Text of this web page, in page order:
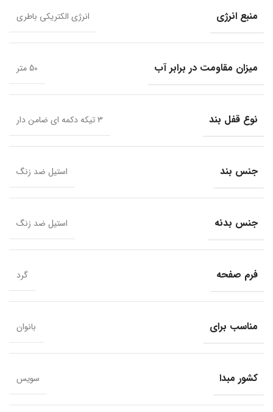
منبع انرژی انرژی الکتریکی باطری
میزان مقاومت در برابر آب 50 متر
نوع قفل بند ۳ تیکه دکمه ای ضامن دار
جنس بند استیل ضد زنگ
جنس بدنه استیل ضد زنگ
فرم صفحه گرد
مناسب برای بانوان
کشور مبدا سویس